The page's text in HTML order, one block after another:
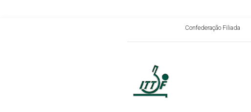
Confederação Filiada